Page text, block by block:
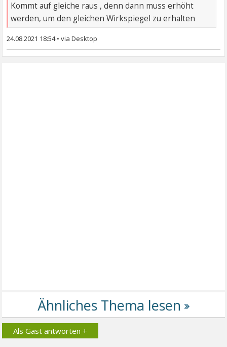
Kommt auf gleiche raus , denn dann muss erhöht
werden, um den gleichen Wirkspiegel zu erhalten
24.08.2021 18:54•
Als Gast antworten +